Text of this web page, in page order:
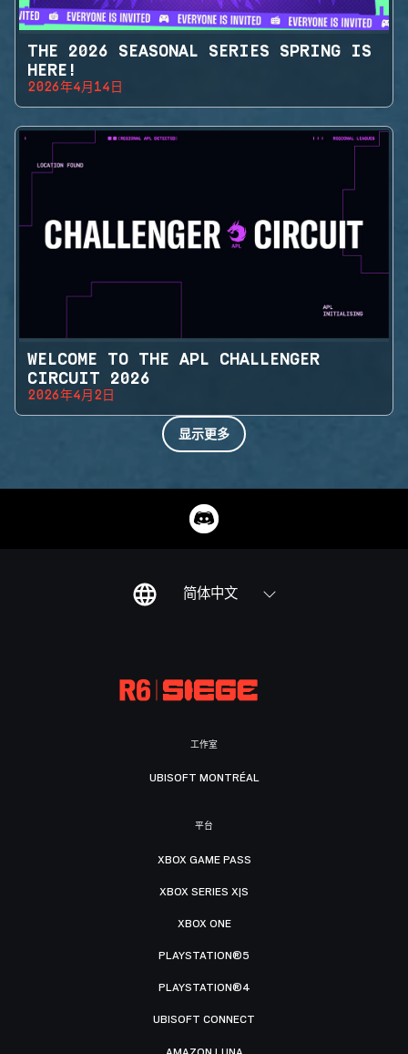
THE 2026 SEASONAL SERIES SPRING IS
HERE!
2026年4月14日
WELCOME TO THE APL CHALLENGER
CIRCUIT 2026
2026年4月2日
显示更多
简体中文
工作室
UBISOFT MONTRÉAL
平台
XBOX GAME PASS
XBOX SERIES X|S
XBOX ONE
PLAYSTATION®5
PLAYSTATION®4
UBISOFT CONNECT